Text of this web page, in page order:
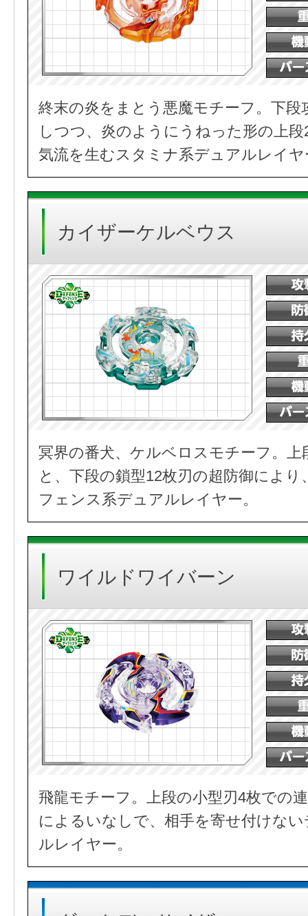
終末の炎をまとう悪魔モチーフ。下
しつつ、炎のようにうねった形の上
気流を生むスタミナ系デュアルレイヤ
カイザーケルベウス
冥界の番犬、ケルベロスモチーフ。上
と、下段の鎖型12枚刃の超防御によ
フェンス系デュアルレイヤー。
ワイルドワイバーン
飛龍モチーフ。上段の小型刃4枚での
によるいなしで、相手を寄せ付けな
ルレイヤー。